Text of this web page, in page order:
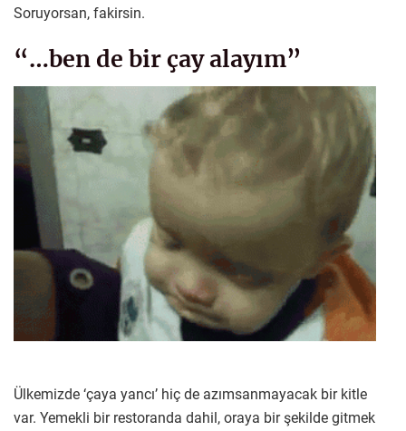
Soruyorsan, fakirsin.
“…ben de bir çay alayım”
Ülkemizde ‘çaya yancı’ hiç de azımsanmayacak bir kitle
var. Yemekli bir restoranda dahil, oraya bir şekilde gitmek